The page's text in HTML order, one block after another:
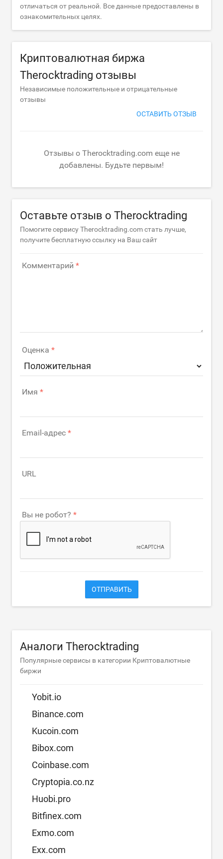
отличаться от реальной. Все данные предоставлены в
ознакомительных целях.
Криптовалютная биржа
Therocktrading отзывы
Независимые положительные и отрицательные
отзывы
ОСТАВИТЬ ОТЗЫВ
Отзывы о Therocktrading.com еще не
добавлены. Будьте первым!
Оставьте отзыв о Therocktrading
Помогите сервису Therocktrading.com стать лучше,
получите бесплатную ссылку на Ваш сайт
Комментарий
Оценка
Имя
Email-адрес
URL
Вы не робот?
ОТПРАВИТЬ
Аналоги Therocktrading
Популярные сервисы в категории Криптовалютные
биржи
Yobit.io
Binance.com
Kucoin.com
Bibox.com
Coinbase.com
Cryptopia.co.nz
Huobi.pro
Bitfinex.com
Exmo.com
Exx.com